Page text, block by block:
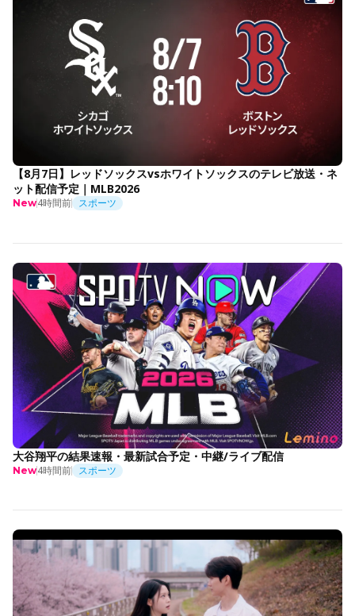
【8月7日】レッドソックスvsホワイトソックスのテレビ放送・ネ
ット配信予定｜MLB2026
New4時間前 スポーツ
大谷翔平の結果速報・最新試合予定・中継/ライブ配信
New4時間前 スポーツ